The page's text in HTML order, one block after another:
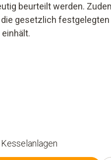
beurteilt werden.
gesetzlich